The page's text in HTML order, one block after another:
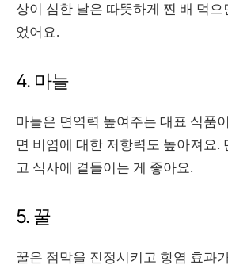
상이 심한 날은 따뜻하게 찐 배 먹으
었어요.
4. 마늘
마늘은 면역력 높여주는 대표 식품
면 비염에 대한 저항력도 높아져요.
고 식사에 곁들이는 게 좋아요.
5. 꿀
꿀은 점막을 진정시키고 항염 효과